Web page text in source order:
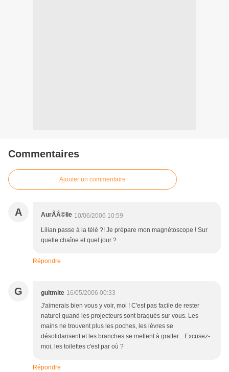
Commentaires
Ajouter un commentaire
A AurÃÂ©lie 10/06/2006 10:59
Lilian passe à la télé ?! Je prépare mon magnétoscope ! Sur
quelle chaîne et quel jour ?
Répondre
G guitmite 16/05/2006 00:33
J'aimerais bien vous y voir, moi ! C'est pas facile de rester
naturel quand les projecteurs sont braqués sur vous. Les
mains ne trouvent plus les poches, les lèvres se
désolidarisent et les branches se mettent à gratter... Excusez-
moi, les toilettes c'est par où ?
Répondre